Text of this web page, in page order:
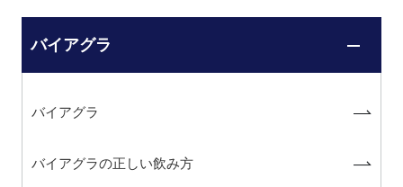
バイアグラ
バイアグラ
バイアグラの正しい飲み方